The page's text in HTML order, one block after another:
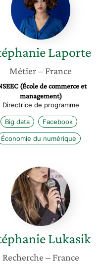
Laporte
Métier– France
(École de commerce et
management)
Directrice de programme
Big data Facebook
Économie du numérique
Stéphanie
Lukasik
Lukasik
Recherche – France